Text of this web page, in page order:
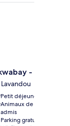
- Les Villas
Lavandou
Petit déjeuner gratuit
Animaux de compagnie
admis
Parking gratuit
- Les Villas